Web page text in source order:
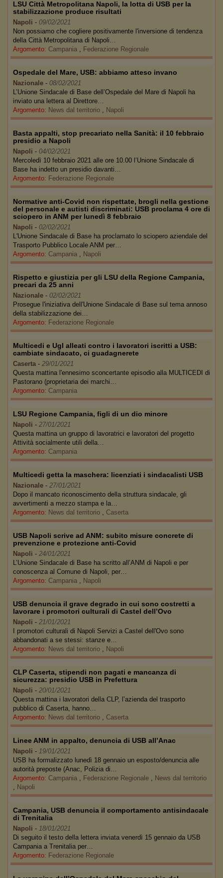
LSU Città Metropolitana Napoli, la lotta di USB per la
stabilizzazione produce risultati
Napoli - 09/02/2021
Non possiamo che cogliere positivamente l'inversione di tendenza
della Città Metropolitana di Napoli…
Argomento: Campania , Federazione Regionale
Ospedale del Mare, USB: abbiamo atteso invano
Nazionale - 08/02/2021
L’Unione Sindacale di Base dell’Ospedale del Mare di Napoli ha
inviato una lettera al Direttore…
Argomento: News dal territorio , Napoli
Basta appalti, stop precariato nella Sanità: il 10 febbraio
presidio a Napoli
Napoli - 04/02/2021
Mercoledì 10 febbraio 2021 alle ore 10.00 l’Unione Sindacale di
Base ha indetto un presidio davanti…
Argomento: Federazione Regionale
Normative anti-Covid non rispettate, brogli nella gestione
del personale e autisti discriminati: USB proclama 4 ore di
sciopero in ANM per lunedì 8 febbraio
Napoli - 02/02/2021
L'Unione Sindacale di Base ha proclamato lo sciopero aziendale del
Trasporto Pubblico Locale ANM per…
Argomento: Campania , Napoli
Rispetto e giustizia per gli LSU della Regione Campania,
precari da 25 anni
Nazionale - 02/02/2021
Prosegue l'iniziativa dell'Unione Sindacale di Base sul tema annoso
della stabilizzazione dei…
Argomento: Federazione Regionale
Multicedi e Ugl alleati contro i lavoratori iscritti a USB:
cambiate sindacato, ci guadagnerete
Caserta - 29/01/2021
Questa mattina l'ennesimo sconcertante episodio alla MULTICEDI di
Pastorano (proprietaria dei marchi…
Argomento: Campania
LSU Regione Campania, figli di un dio minore
Napoli - 27/01/2021
Questa mattina un gruppo di lavoratrici e lavoratori del progetto
Attività socialmente utili della…
Argomento: Campania
Multicedi getta la maschera: licenziati i sindacalisti USB
Nazionale - 27/01/2021
Dopo il mancato riconoscimento della struttura sindacale, gli
avvertimenti a mezzo stampa e la…
Argomento: News dal territorio , Caserta
USB Napoli scrive ad ANM: subito misure concrete di
prevenzione e protezione anti-Covid
Napoli - 24/01/2021
L’Unione Sindacale di Base ha scritto all’ANM di Napoli e per
conoscenza al Comune di Napoli, per…
Argomento: Campania , Napoli
USB denuncia il grave degrado in cui sono costretti a
lavorare i promotori culturali di Castel dell’Ovo
Napoli - 21/01/2021
I promotori culturali di Napoli Servizi a Castel dell'Ovo sono
abbandonati a se stessi: stanze e…
Argomento: News dal territorio , Napoli
CLP Caserta, stipendi non pagati e mancanza di
sicurezza: presidio USB in Prefettura
Napoli - 20/01/2021
Questa mattina i lavoratori della CLP, l’azienda del trasporto
pubblico di Caserta, hanno…
Argomento: News dal territorio , Caserta
Linee ANM in appalto, denuncia di USB all’Anac
Napoli - 19/01/2021
USB ha formalizzato lunedì 18 gennaio un esposto/denuncia alle
autorità preposte (Anac, Polizia di…
Argomento: Campania , Federazione Regionale , News dal territorio
, Napoli
Campania, USB denuncia il comportamento antisindacale
di Trenitalia
Napoli - 18/01/2021
Di seguito il testo della lettera inviata venerdì 15 gennaio da USB
Campania a Trenitalia per…
Argomento: Federazione Regionale